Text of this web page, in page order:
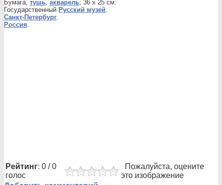
Бумага, тушь, акварель; 36 х 25 см.
Государственный Русский музей.
Санкт-Петербург.
Россия.
Рейтинг: 0 / 0
голос
Пожалуйста, оцените
это изображение